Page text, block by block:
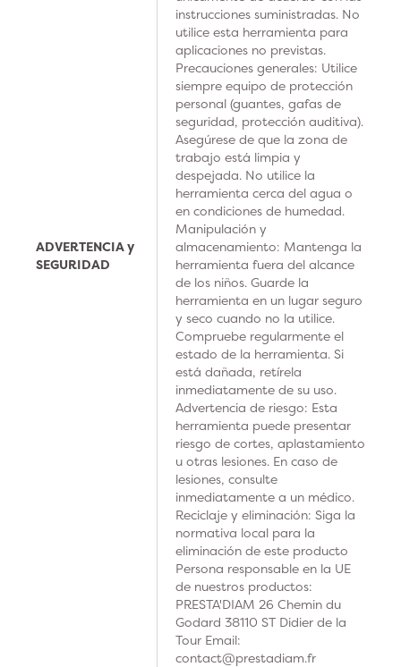
ADVERTENCIA y
SEGURIDAD
instrucciones suministradas. No
utilice esta herramienta para
aplicaciones no previstas.
Precauciones generales: Utilice
siempre equipo de protección
personal (guantes, gafas de
seguridad, protección auditiva).
Asegúrese de que la zona de
trabajo está limpia y
despejada. No utilice la
herramienta cerca del agua o
en condiciones de humedad.
Manipulación y
almacenamiento: Mantenga la
herramienta fuera del alcance
de los niños. Guarde la
herramienta en un lugar seguro
y seco cuando no la utilice.
Compruebe regularmente el
estado de la herramienta. Si
está dañada, retírela
inmediatamente de su uso.
Advertencia de riesgo: Esta
herramienta puede presentar
riesgo de cortes, aplastamiento
u otras lesiones. En caso de
lesiones, consulte
inmediatamente a un médico.
Reciclaje y eliminación: Siga la
normativa local para la
eliminación de este producto
Persona responsable en la UE
de nuestros productos:
PRESTA'DIAM 26 Chemin du
Godard 38110 ST Didier de la
Tour Email:
contact@prestadiam.fr